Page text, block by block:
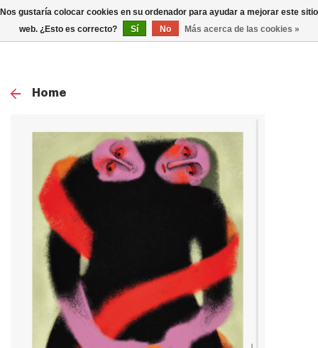
0
Home
Nos gustaría colocar cookies en su ordenador para ayudar a mejorar este sitio
web. ¿Esto es correcto?
Sí No Más acerca de las cookies »